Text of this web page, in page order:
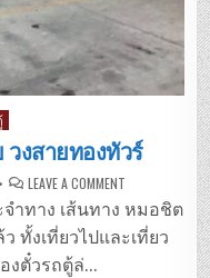
งสายทองทัวร์
LEAVE A COMMENTON
ตู้
หมอชิต
–
พัทยา
ำทาง เส้นทาง หมอชิต
ทั้งเที่ยวไปและเที่ยว
งตั๋วรถตู้ล่…